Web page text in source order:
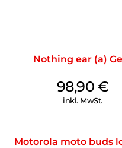
Leichter, stabiler Korpus,
mit geringem Auflagedruck,
Nothing ear (a)
98,90 €
inkl. MwSt.
Motorola moto buds